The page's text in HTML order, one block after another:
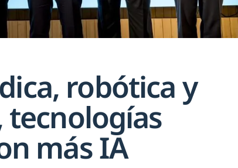
robótica y
tecnologías
más IA